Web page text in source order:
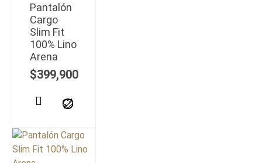
Pantalón
Cargo
Slim Fit
100% Lino
Arena
$399,900